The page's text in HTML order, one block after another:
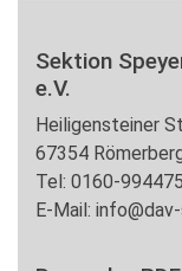
Sektion
e.V.
Heiligensteiner
67354
Tel: 0160-
E-Mail: